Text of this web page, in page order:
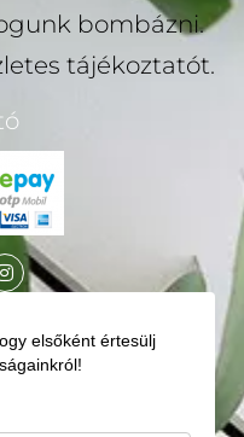
bombázni.
tájékoztatót.
elsőként értesülj